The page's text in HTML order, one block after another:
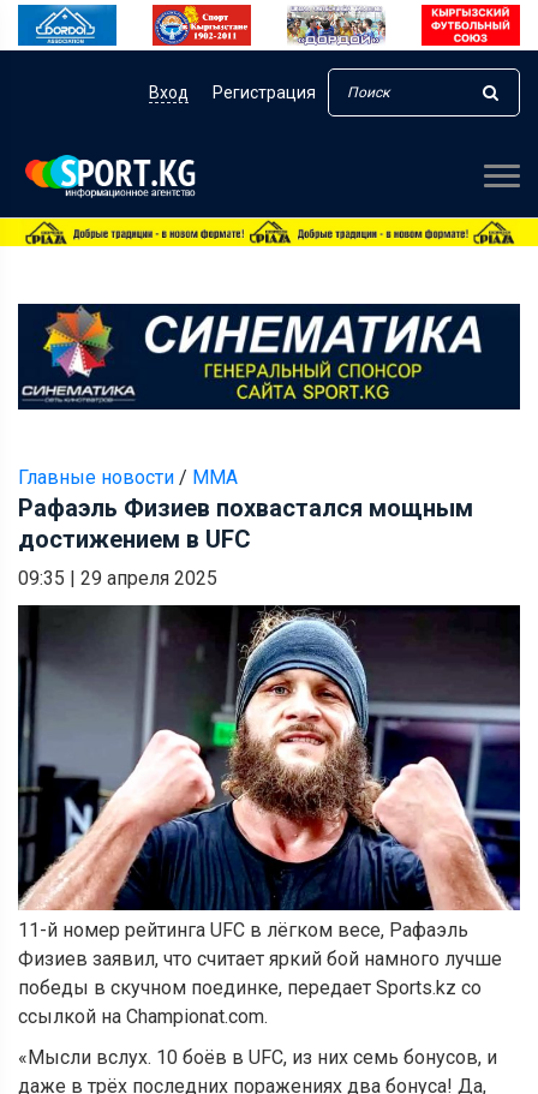
Вход Регистрация
Главные новости / ММА
Рафаэль Физиев похвастался мощным
достижением в UFC
09:35 | 29 апреля 2025
11-й номер рейтинга UFC в лёгком весе, Рафаэль
Физиев заявил, что считает яркий бой намного лучше
победы в скучном поединке, передает Sports.kz со
ссылкой на Championat.com.
«Мысли вслух. 10 боёв в UFC, из них семь бонусов, и
даже в трёх последних поражениях два бонуса! Да,